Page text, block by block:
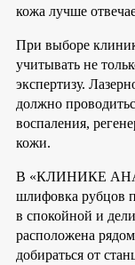
кожа лучше
При выборе
учитывать не
экспертизу.
должно
воспаления,
кожи.
В «КЛИНИКЕ
шлифовка рубцов
в спокойной и
расположена
добираться от